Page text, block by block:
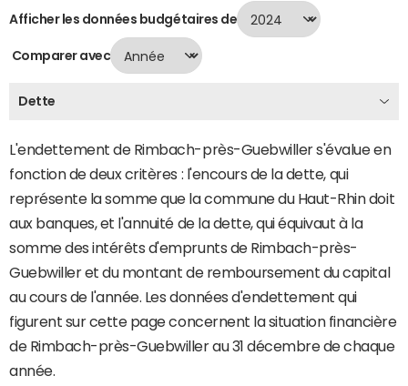
Afficher les données budgétaires de
Comparer avec
Dette
L'endettement de Rimbach-près-Guebwiller s'évalue en
fonction de deux critères : l'encours de la dette, qui
représente la somme que la commune du Haut-Rhin doit
aux banques, et l'annuité de la dette, qui équivaut à la
somme des intérêts d'emprunts de Rimbach-près-
Guebwiller et du montant de remboursement du capital
au cours de l'année. Les données d'endettement qui
figurent sur cette page concernent la situation financière
de Rimbach-près-Guebwiller au 31 décembre de chaque
année.